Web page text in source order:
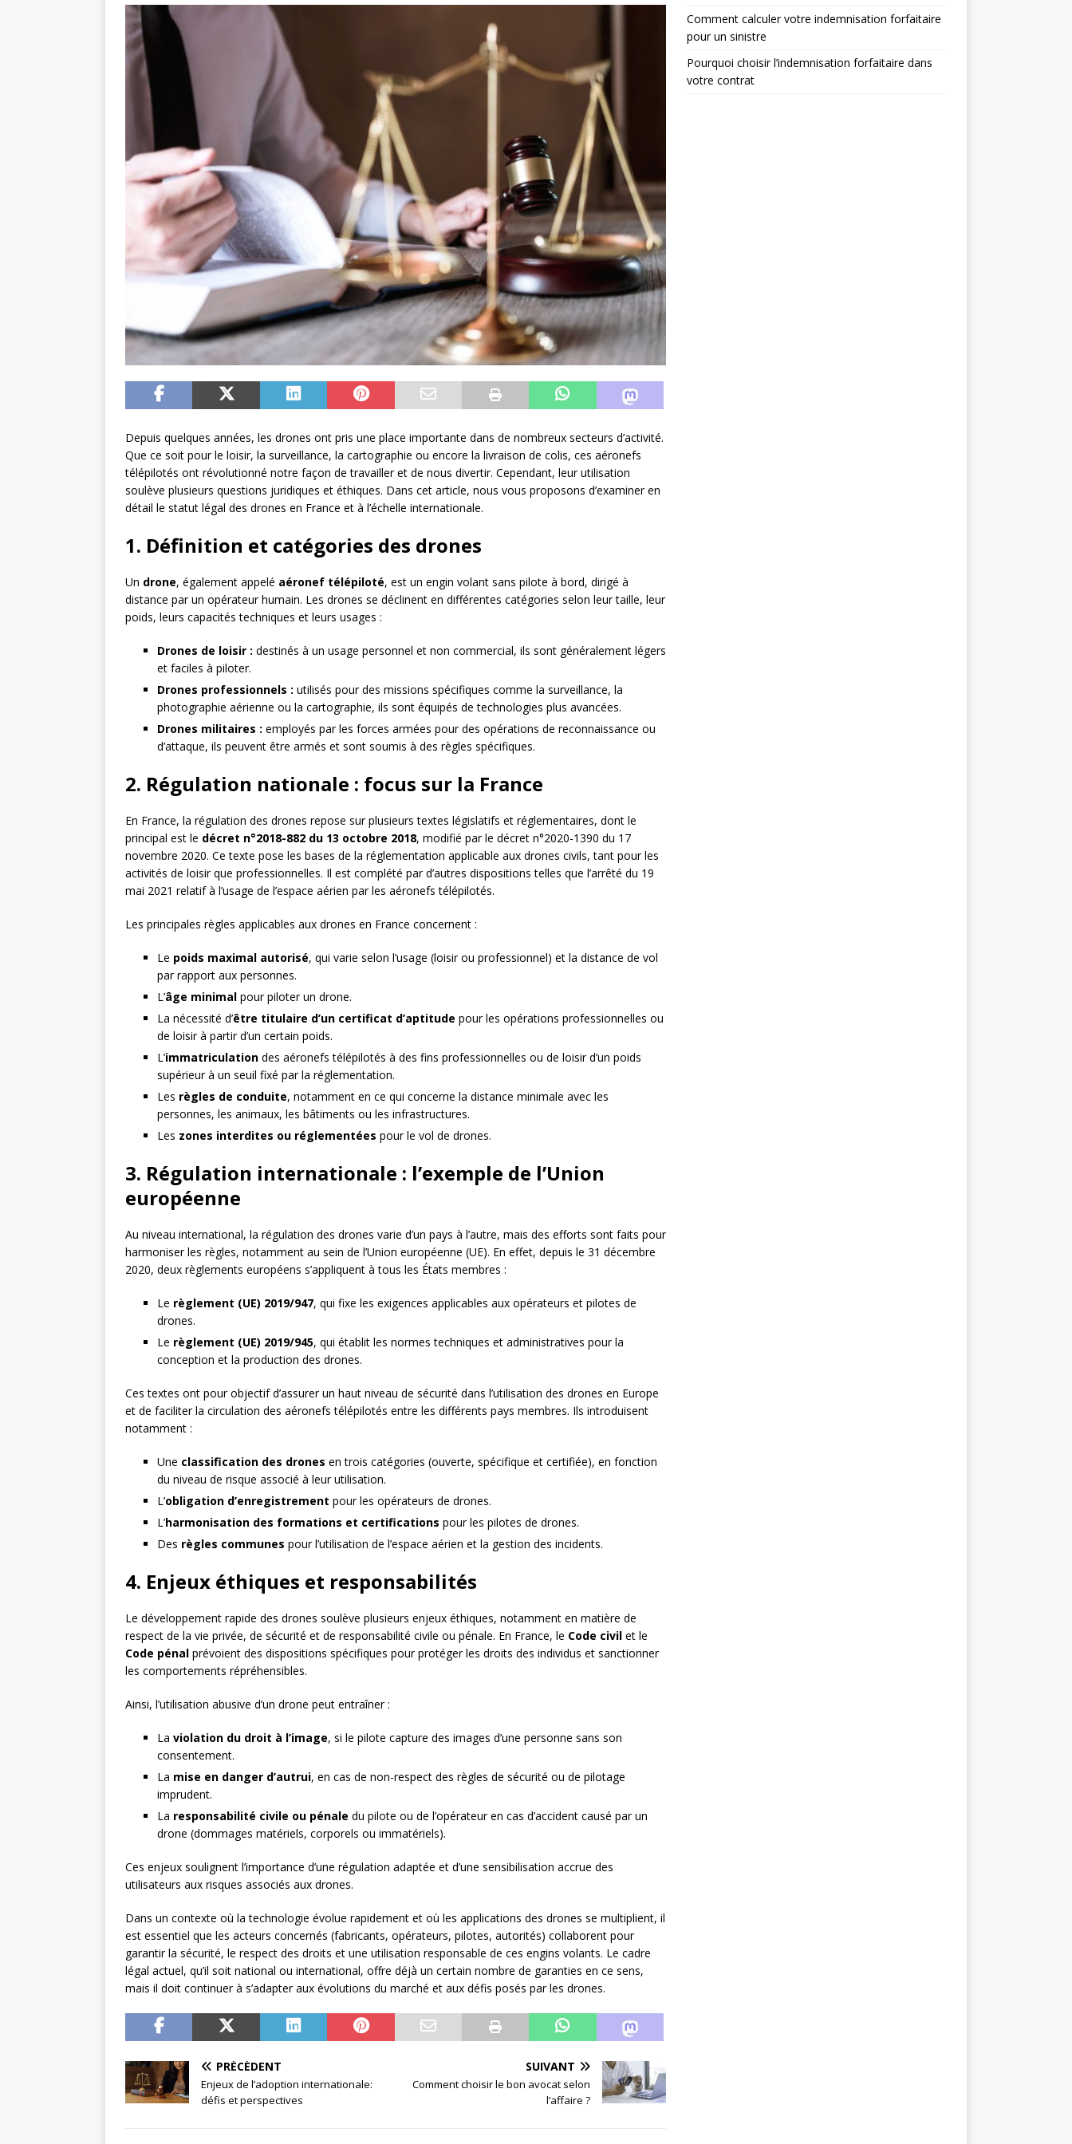
Depuis quelques années, les drones ont pris une place importante dans de nombreux secteurs d’activité.
Que ce soit pour le loisir, la surveillance, la cartographie ou encore la livraison de colis, ces aéronefs
télépilotés ont révolutionné notre façon de travailler et de nous divertir. Cependant, leur utilisation
soulève plusieurs questions juridiques et éthiques. Dans cet article, nous vous proposons d’examiner en
détail le statut légal des drones en France et à l’échelle internationale.
1. Définition et catégories des drones
Un drone, également appelé aéronef télépiloté, est un engin volant sans pilote à bord, dirigé à
distance par un opérateur humain. Les drones se déclinent en différentes catégories selon leur taille, leur
poids, leurs capacités techniques et leurs usages :
Drones de loisir : destinés à un usage personnel et non commercial, ils sont généralement légers
et faciles à piloter.
Drones professionnels : utilisés pour des missions spécifiques comme la surveillance, la
photographie aérienne ou la cartographie, ils sont équipés de technologies plus avancées.
Drones militaires : employés par les forces armées pour des opérations de reconnaissance ou
d’attaque, ils peuvent être armés et sont soumis à des règles spécifiques.
2. Régulation nationale : focus sur la France
En France, la régulation des drones repose sur plusieurs textes législatifs et réglementaires, dont le
principal est le décret n°2018-882 du 13 octobre 2018, modifié par le décret n°2020-1390 du 17
novembre 2020. Ce texte pose les bases de la réglementation applicable aux drones civils, tant pour les
activités de loisir que professionnelles. Il est complété par d’autres dispositions telles que l’arrêté du 19
mai 2021 relatif à l’usage de l’espace aérien par les aéronefs télépilotés.
Les principales règles applicables aux drones en France concernent :
Le poids maximal autorisé, qui varie selon l’usage (loisir ou professionnel) et la distance de vol
par rapport aux personnes.
L’âge minimal pour piloter un drone.
La nécessité d’être titulaire d’un certificat d’aptitude pour les opérations professionnelles ou
de loisir à partir d’un certain poids.
L’immatriculation des aéronefs télépilotés à des fins professionnelles ou de loisir d’un poids
supérieur à un seuil fixé par la réglementation.
Les règles de conduite, notamment en ce qui concerne la distance minimale avec les
personnes, les animaux, les bâtiments ou les infrastructures.
Les zones interdites ou réglementées pour le vol de drones.
3. Régulation internationale : l’exemple de l’Union
européenne
Au niveau international, la régulation des drones varie d’un pays à l’autre, mais des efforts sont faits pour
harmoniser les règles, notamment au sein de l’Union européenne (UE). En effet, depuis le 31 décembre
2020, deux règlements européens s’appliquent à tous les États membres :
Le règlement (UE) 2019/947, qui fixe les exigences applicables aux opérateurs et pilotes de
drones.
Le règlement (UE) 2019/945, qui établit les normes techniques et administratives pour la
conception et la production des drones.
Ces textes ont pour objectif d’assurer un haut niveau de sécurité dans l’utilisation des drones en Europe
et de faciliter la circulation des aéronefs télépilotés entre les différents pays membres. Ils introduisent
notamment :
Une classification des drones en trois catégories (ouverte, spécifique et certifiée), en fonction
du niveau de risque associé à leur utilisation.
L’obligation d’enregistrement pour les opérateurs de drones.
L’harmonisation des formations et certifications pour les pilotes de drones.
Des règles communes pour l’utilisation de l’espace aérien et la gestion des incidents.
4. Enjeux éthiques et responsabilités
Le développement rapide des drones soulève plusieurs enjeux éthiques, notamment en matière de
respect de la vie privée, de sécurité et de responsabilité civile ou pénale. En France, le Code civil et le
Code pénal prévoient des dispositions spécifiques pour protéger les droits des individus et sanctionner
les comportements répréhensibles.
Ainsi, l’utilisation abusive d’un drone peut entraîner :
La violation du droit à l’image, si le pilote capture des images d’une personne sans son
consentement.
La mise en danger d’autrui, en cas de non-respect des règles de sécurité ou de pilotage
imprudent.
La responsabilité civile ou pénale du pilote ou de l’opérateur en cas d’accident causé par un
drone (dommages matériels, corporels ou immatériels).
Ces enjeux soulignent l’importance d’une régulation adaptée et d’une sensibilisation accrue des
utilisateurs aux risques associés aux drones.
Dans un contexte où la technologie évolue rapidement et où les applications des drones se multiplient, il
est essentiel que les acteurs concernés (fabricants, opérateurs, pilotes, autorités) collaborent pour
garantir la sécurité, le respect des droits et une utilisation responsable de ces engins volants. Le cadre
légal actuel, qu’il soit national ou international, offre déjà un certain nombre de garanties en ce sens,
mais il doit continuer à s’adapter aux évolutions du marché et aux défis posés par les drones.
PRÉCÉDENT
Enjeux de l’adoption internationale:
défis et perspectives
SUIVANT
Comment choisir le bon avocat selon
l’affaire ?
Comment calculer votre indemnisation forfaitaire
pour un sinistre
Pourquoi choisir l’indemnisation forfaitaire dans
votre contrat